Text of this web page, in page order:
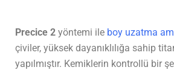
Precice 2 yöntemi ile boy uzatma
çiviler, yüksek dayanıklılığa sahip
yapılmıştır. Kemiklerin kontrollü bir